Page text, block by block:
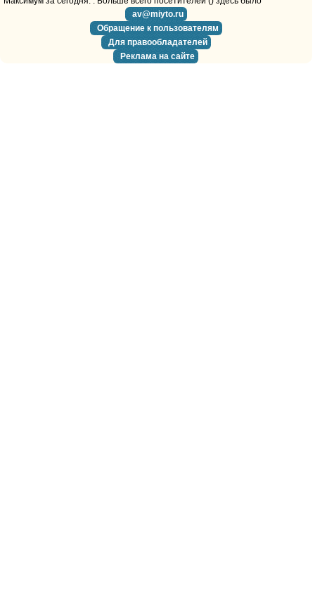
av@miyto.ru
Обращение к пользователям
Для правообладателей
Реклама на сайте